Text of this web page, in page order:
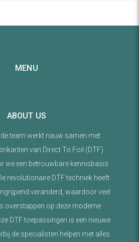
MENU
ABOUT US
team werkt nauw samen met
van Direct To Foil (DTF)
we een betrouwbare kennisbasis
revolutionaire DTF techniek heeft
veranderd, waardoor veel
overstappen op deze moderne
DTF toepassingen is een nieuwe
de specialisten helpen met alles